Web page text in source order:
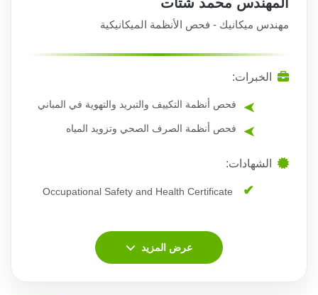
مهندس ميكانيك - فحص الأنظمة الميكانيكية
الخبرات:
فحص أنظمة التكييف والتبريد والتهوية في المباني
فحص أنظمة الصرف الصحي وتزويد المياه
الشهادات:
Occupational Safety and Health Certificate
عرض المزيد